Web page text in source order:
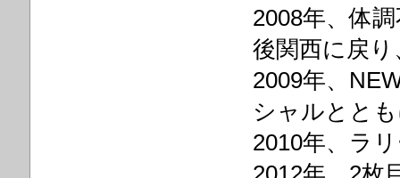
2008年、体
後関西に戻
2009年、
シャルとと
2010年、ラ